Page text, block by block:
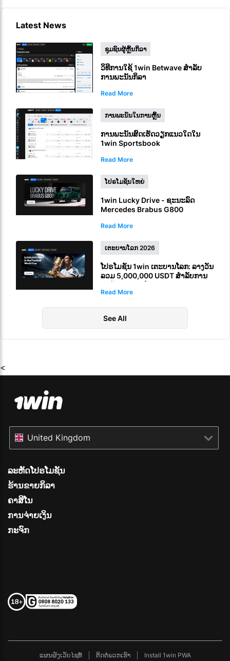
Latest News
ຊຸມຊົນຜູ້ຫຼິ້ນກິລາ
ວິທີການໃຊ້ 1win Betwave ສຳລັບ
ການພະນັນກິລາ
Read More
ການພະນັນໃນການຫຼິ້ນ
ການພະນັນສົດເຮັດວຽກແນວໃດໃນ
1win Sportsbook
Read More
ໂປຣໂມຊັນໃຫຍ່
1win Lucky Drive - ຊະນະລົດ
Mercedes Brabus G800
Read More
ເຕະບານໂລກ 2026
ໂປຣໂມຊັນ 1win ເຕະບານໂລກ: ລາງວັນ
ລວມ 5,000,000 USDT ສຳລັບການ
Read More
See All
<
ລະຫັດໂປຣໂມຊັນ
ຮ້ານຂາຍກິລາ
ຄາສິໂນ
ການຈ່າຍເງິນ
ກະຈົກ
ແຜນຜັງເວັບໄຊທ໌ ຕິດຕໍ່ພວກເຮົາ Install 1win PWA
United Kingdom